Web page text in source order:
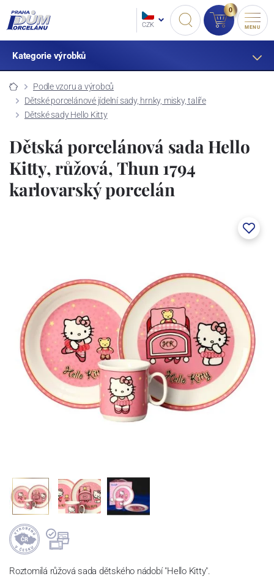
CZK
0
MENU
Kategorie výrobků
Podle vzoru a výrobců
Dětské porcelánové jídelní sady, hrnky, misky, talíře
Dětské sady Hello Kitty
Dětská porcelánová sada Hello
Kitty, růžová, Thun 1794
karlovarský porcelán
Roztomilá růžová sada dětského nádobí "Hello Kitty".